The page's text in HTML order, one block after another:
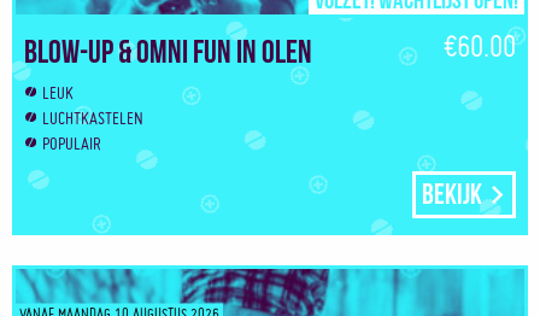
Blow-up & Omni Fun in Olen €60.00
LEUK
LUCHTKASTELEN
POPULAIR
Bekijk